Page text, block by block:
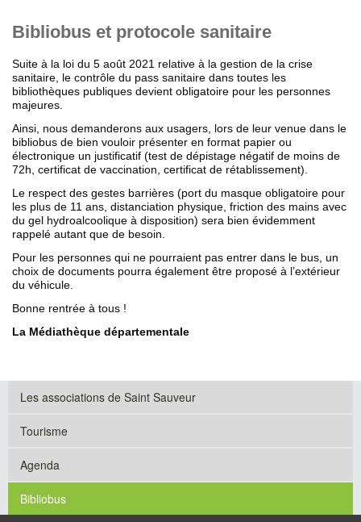
Bibliobus et protocole sanitaire
Suite à la loi du 5 août 2021 relative à la gestion de la crise
sanitaire, le contrôle du pass sanitaire dans toutes les
bibliothèques publiques devient obligatoire pour les personnes
majeures.
Ainsi, nous demanderons aux usagers, lors de leur venue dans le
bibliobus de bien vouloir présenter en format papier ou
électronique un justificatif (test de dépistage négatif de moins de
72h, certificat de vaccination, certificat de rétablissement).
Le respect des gestes barrières (port du masque obligatoire pour
les plus de 11 ans, distanciation physique, friction des mains avec
du gel hydroalcoolique à disposition) sera bien évidemment
rappelé autant que de besoin.
Pour les personnes qui ne pourraient pas entrer dans le bus, un
choix de documents pourra également être proposé à l’extérieur
du véhicule.
Bonne rentrée à tous !
La Médiathèque départementale
Les associations de Saint Sauveur
Tourisme
Agenda
Bibliobus